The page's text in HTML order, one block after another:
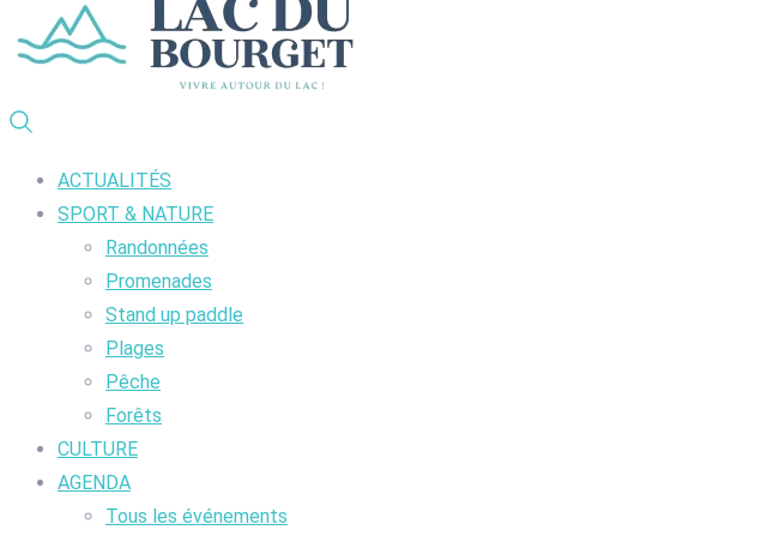
ACTUALITÉS
SPORT & NATURE
Randonnées
Promenades
Stand up paddle
Plages
Pêche
Forêts
CULTURE
AGENDA
Tous les événements